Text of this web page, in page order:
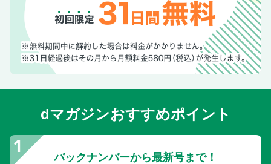
dマガジンおすすめポイント
バックナンバーから最新号まで！